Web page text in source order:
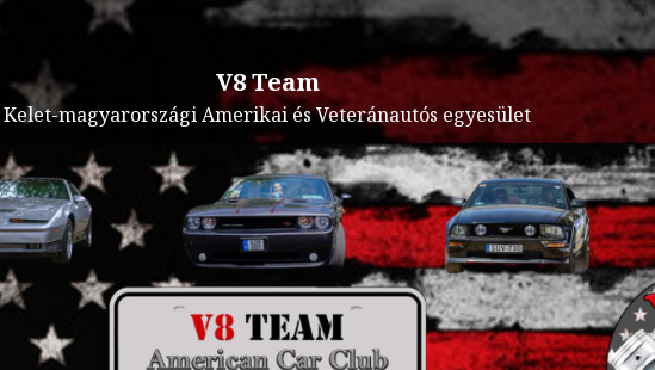
V8 Team
Kelet-magyarországi Amerikai és Veteránautós egyesület